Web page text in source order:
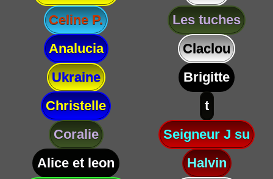
Celine P.
Les tuches
Analucia
Claclou
Ukraine
Brigitte
Christelle
t
Coralie
Seigneur J su
Alice et leon
Halvin